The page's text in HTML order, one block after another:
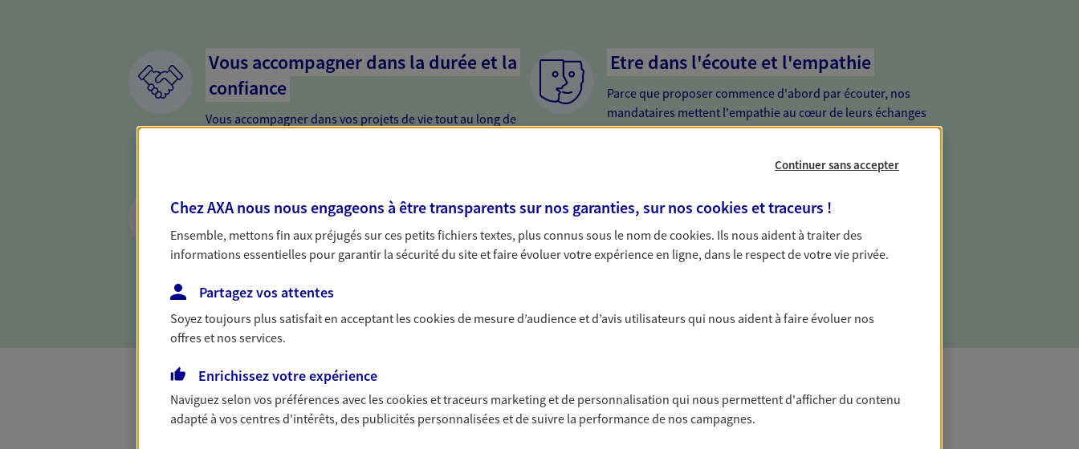
Vous accompagner dans la durée et la
confiance
Vous accompagner dans vos projets de vie tout au long de
Etre dans l'écoute et l'empathie
Parce que proposer commence d'abord par écouter, nos
mandataires mettent l'empathie au cœur de leurs échanges
pour mieux comprendre vos besoins et mieux vous soutenir
Préparer votre avenir
Anticipez les imprévus et sécurisez votre futur grâce à nos
différentes solutions. Nous vous accompagnons dans vos
projets de vie en privilégiant une relation de confiance et de
proximité.
Etre proche de vous, tout simplement
Avoir un interlocuteur proche de vous, facilement joignable,
cela change tout. Une relation de proximité est toujours une
relation de qualité.
Complémentaire Santé
Continuer sans accepter
Chez AXA nous nous engageons à être transparents sur nos garanties, sur nos cookies et traceurs !
Ensemble, mettons fin aux préjugés sur ces petits fichiers textes, plus connus sous le nom decookies. Ils nous aident à traiter des
informations essentielles pour garantir la sécurité du site et faire évoluer votre expérience en ligne, dans le respect de votre vie privée.
Partagez vos attentes
Soyez toujours plus satisfait en acceptant lescookiesde mesure d’audience et d’avis utilisateurs qui nous aident à faire évoluer nos
offres et nos services.
Enrichissez votre expérience
Naviguez selon vos préférences avec lescookies et traceurs marketing et de personnalisation qui nous permettent d'afficher du contenu
adapté à vos centres d'intérêts, des publicités personnalisées et de suivre la performance de nos campagnes.